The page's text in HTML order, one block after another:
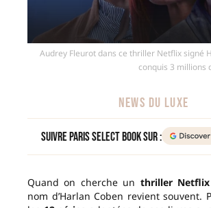
Audrey Fleurot dans ce thriller Netflix signé
conquis 3 millions
NEWS DU LUXE
Suivre Paris Select Book sur :
Quand on cherche un thriller Netflix
nom d’Harlan Coben revient souvent.